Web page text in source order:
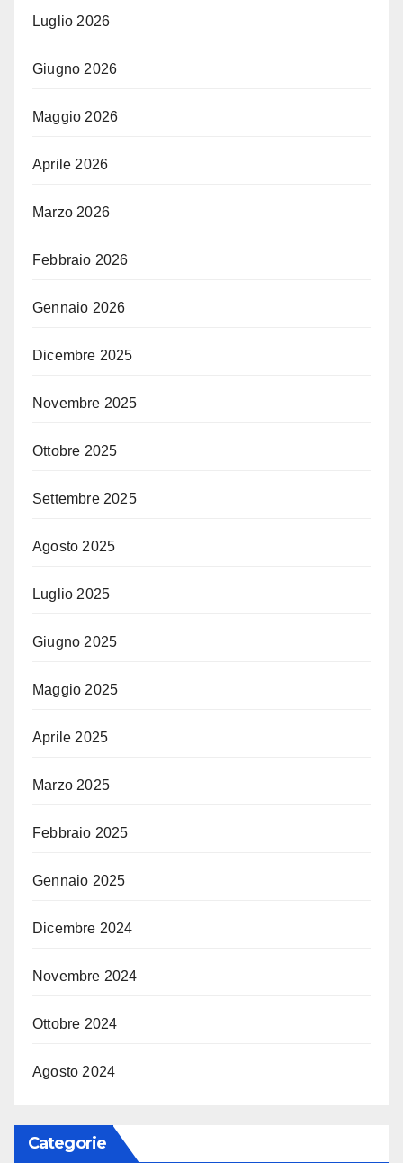
Luglio 2026
Giugno 2026
Maggio 2026
Aprile 2026
Marzo 2026
Febbraio 2026
Gennaio 2026
Dicembre 2025
Novembre 2025
Ottobre 2025
Settembre 2025
Agosto 2025
Luglio 2025
Giugno 2025
Maggio 2025
Aprile 2025
Marzo 2025
Febbraio 2025
Gennaio 2025
Dicembre 2024
Novembre 2024
Ottobre 2024
Agosto 2024
Categorie